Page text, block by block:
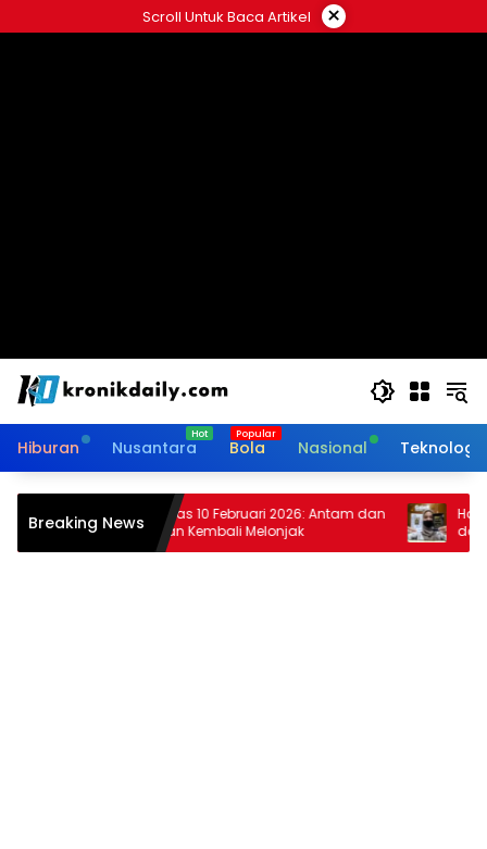
ke
Scroll Untuk Baca Artikel ×
Hiburan Nusantara Bola Nasional Teknologi
Breaking News
Harga Emas 10 Februari 2026: Antam dan
Pegadaian Kembali Melonjak
Harga
dan